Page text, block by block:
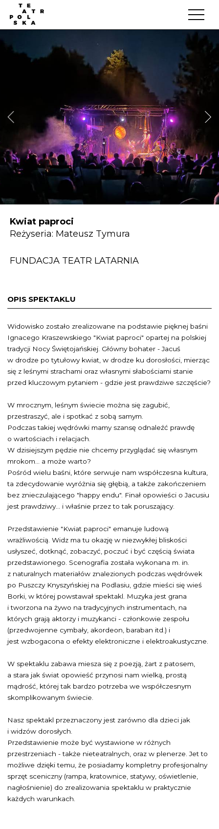
Kwiat paproci
Reżyseria: Mateusz Tymura
FUNDACJA TEATR LATARNIA
OPIS SPEKTAKLU
Widowisko zostało zrealizowane na podstawie pięknej baśni
Ignacego Kraszewskiego "Kwiat paproci" opartej na polskiej
tradycji Nocy Świętojańskiej. Główny bohater - Jacuś
w drodze po tytułowy kwiat, w drodze ku dorosłości, mierząc
się z leśnymi strachami oraz własnymi słabościami stanie
przed kluczowym pytaniem - gdzie jest prawdziwe szczęście?
W mrocznym, leśnym świecie można się zagubić,
przestraszyć, ale i spotkać z sobą samym.
Podczas takiej wędrówki mamy szansę odnaleźć prawdę
o wartościach i relacjach.
W dzisiejszym pędzie nie chcemy przyglądać się własnym
mrokom... a może warto?
Pośród wielu baśni, które serwuje nam współczesna kultura,
ta zdecydowanie wyróżnia się głębią, a także zakończeniem
bez znieczulającego "happy endu". Finał opowieści o Jacusiu
jest prawdziwy... i właśnie przez to tak poruszający.
Przedstawienie "Kwiat paproci" emanuje ludową
wrażliwością. Widz ma tu okazję w niezwykłej bliskości
usłyszeć, dotknąć, zobaczyć, poczuć i być częścią świata
przedstawionego. Scenografia została wykonana m. in.
z naturalnych materiałów znalezionych podczas wędrówek
po Puszczy Knyszyńskiej na Podlasiu, gdzie mieści się wieś
Borki, w której powstawał spektakl. Muzyka jest grana
i tworzona na żywo na tradycyjnych instrumentach, na
których grają aktorzy i muzykanci - członkowie zespołu
(przedwojenne cymbały, akordeon, baraban itd.) i
jest wzbogacona o efekty elektroniczne i elektroakustyczne.
W spektaklu zabawa miesza się z poezją, żart z patosem,
a stara jak świat opowieść przynosi nam wielką, prostą
mądrość, której tak bardzo potrzeba we współczesnym
skomplikowanym świecie.
Nasz spektakl przeznaczony jest zarówno dla dzieci jak
i widzów dorosłych.
Przedstawienie może być wystawione w różnych
przestrzeniach - także nieteatralnych, oraz w plenerze. Jet to
możliwe dzięki temu, że posiadamy kompletny profesjonalny
sprzęt sceniczny (rampa, kratownice, statywy, oświetlenie,
nagłośnienie) do zrealizowania spektaklu w praktycznie
każdych warunkach.